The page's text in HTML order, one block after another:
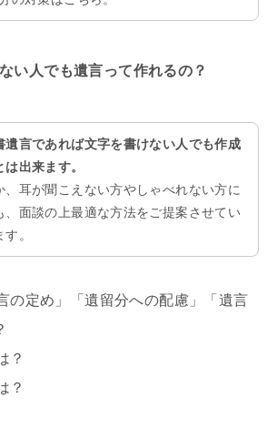
い人でも遺言って作れるの？
遺言であれば文字を書けない人でも作成
出来ます。
、耳が聞こえない方やしゃべれない方に
、面談の上最適な方法をご提案させてい
。
の定め」「遺留分への配慮」「遺言
？
？